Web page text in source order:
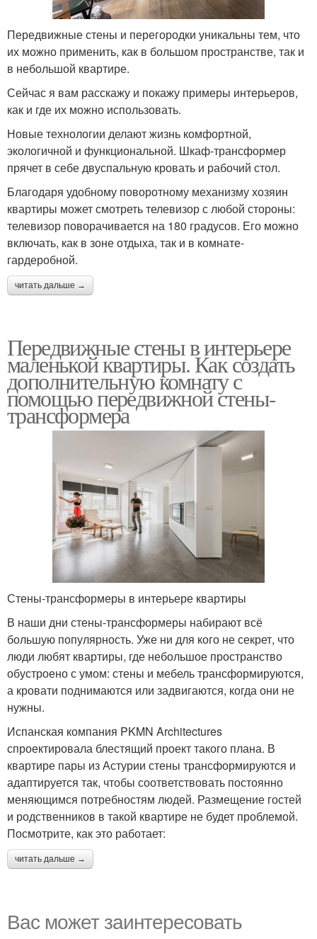
Передвижные стены и перегородки уникальны тем, что
их можно применить, как в большом пространстве, так и
в небольшой квартире.
Сейчас я вам расскажу и покажу примеры интерьеров,
как и где их можно использовать.
Новые технологии делают жизнь комфортной,
экологичной и функциональной. Шкаф-трансформер
прячет в себе двуспальную кровать и рабочий стол.
Благодаря удобному поворотному механизму хозяин
квартиры может смотреть телевизор с любой стороны:
телевизор поворачивается на 180 градусов. Его можно
включать, как в зоне отдыха, так и в комнате-
гардеробной.
читать дальше →
Передвижные стены в интерьере
маленькой квартиры. Как создать
дополнительную комнату с
помощью передвижной стены-
трансформера
Стены-трансформеры в интерьере квартиры
В наши дни стены-трансформеры набирают всё
большую популярность. Уже ни для кого не секрет, что
люди любят квартиры, где небольшое пространство
обустроено с умом: стены и мебель трансформируются,
а кровати поднимаются или задвигаются, когда они не
нужны.
Испанская компания PKMN Architectures
спроектировала блестящий проект такого плана. В
квартире пары из Астурии стены трансформируются и
адаптируется так, чтобы соответствовать постоянно
меняющимся потребностям людей. Размещение гостей
и родственников в такой квартире не будет проблемой.
Посмотрите, как это работает:
читать дальше →
Вас может заинтересовать